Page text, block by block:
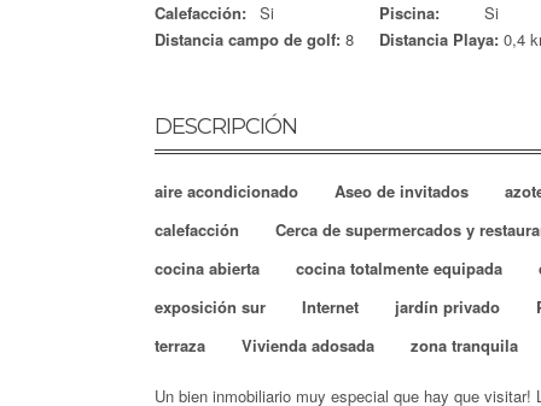
Calefacción: Si Piscina:
Si
Distancia campo de golf: 8 Distancia Playa: 0,4
DESCRIPCIÓN
aire acondicionado Aseo de invitados
calefacción
Cerca de supermercados y
cocina abierta
cocina totalmente equipada
exposición sur
Internet jardín privado
terraza
Vivienda adosada zona tranquila
Un bien inmobiliario muy especial que hay que